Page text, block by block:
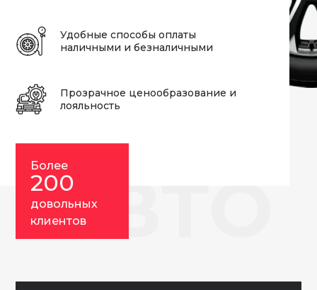
Удобные способы оплаты
наличными и безналичными
Прозрачное ценообразование и
лояльность
Более
200
довольных
клиентов
АВТО